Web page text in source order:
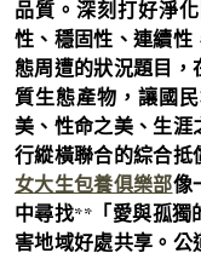
品質。深刻打好淨
性、穩固性、連續性
態周遭的狀況題目
質生態產物，讓國
美、性命之美、生涯
行縱橫聯合的綜合抵
女大生包養俱樂部像
中尋找**「愛與孤獨
害地域好處共享。